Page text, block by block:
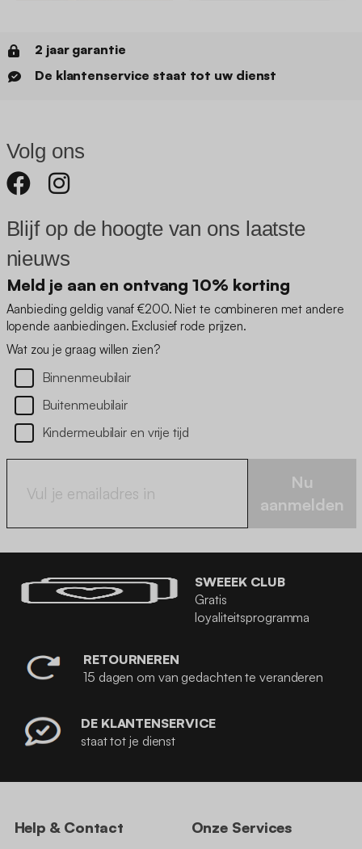
2 jaar garantie
De klantenservice staat tot uw dienst
Volg ons
Blijf op de hoogte van ons laatste
nieuws
Meld je aan en ontvang 10% korting
Aanbieding geldig vanaf €200. Niet te combineren met andere
lopende aanbiedingen. Exclusief rode prijzen.
Wat zou je graag willen zien?
Binnenmeubilair
Buitenmeubilair
Kindermeubilair en vrije tijd
Nu
aanmelden
SWEEEK CLUB
Gratis
loyaliteitsprogramma
RETOURNEREN
15 dagen om van gedachten te veranderen
DE KLANTENSERVICE
staat tot je dienst
Help & Contact Onze Services